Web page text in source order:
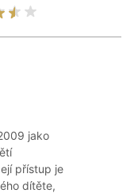
jako
přístup je
dítěte,